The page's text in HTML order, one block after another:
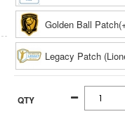
Golden Ball
Legacy Patch
QTY